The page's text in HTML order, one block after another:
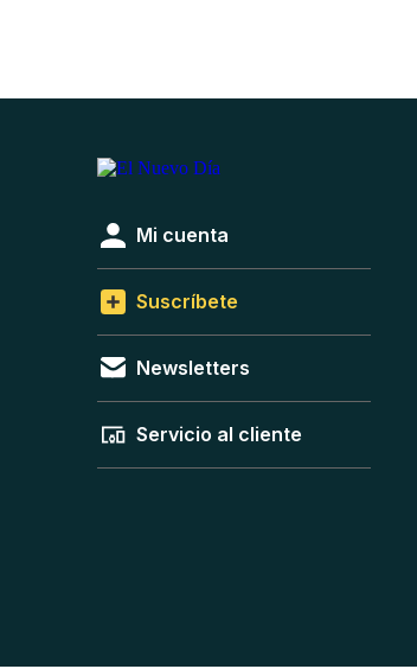
Mi cuenta
Suscríbete
Newsletters
Servicio al cliente